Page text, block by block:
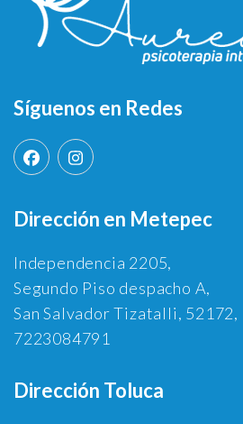
Síguenos en Redes
Dirección en Metepec
Independencia 2205,
Segundo Piso despacho A,
San Salvador Tizatalli, 52172,
7223084791
Dirección Toluca